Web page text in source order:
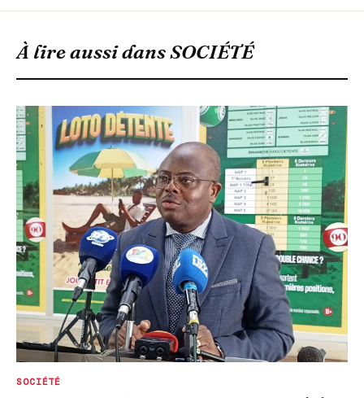
À lire aussi dansSOCIÉTÉ
SOCIÉTÉ